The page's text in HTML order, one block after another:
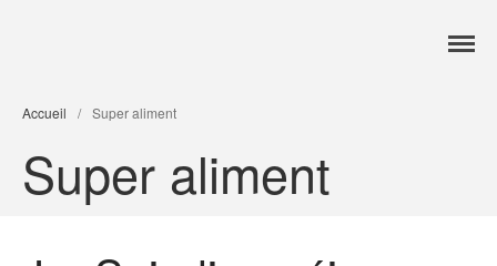
Tarifs
Accueil / Super aliment
Super aliment